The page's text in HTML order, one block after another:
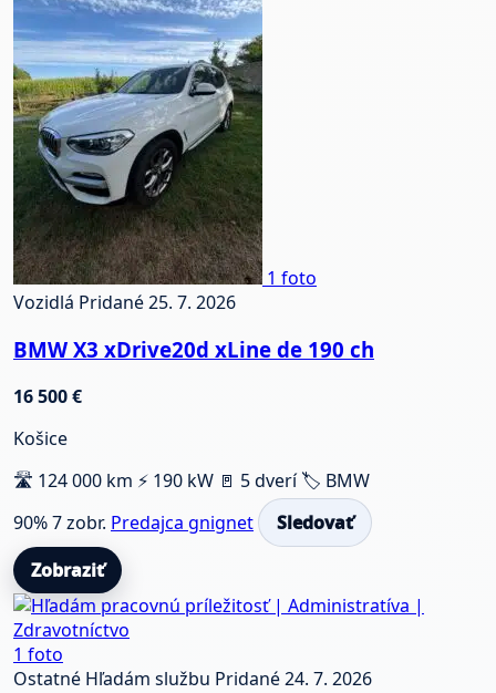
1 foto
Vozidlá Pridané 25. 7. 2026
BMW X3 xDrive20d xLine de 190 ch
16 500 €
Košice
🛣️ 124 000 km ⚡ 190 kW 🚪 5 dverí 🏷️ BMW
90%7 zobr. Predajca gnignet
Sledovať
Zobraziť
1 foto
Ostatné Hľadám službu Pridané 24. 7. 2026